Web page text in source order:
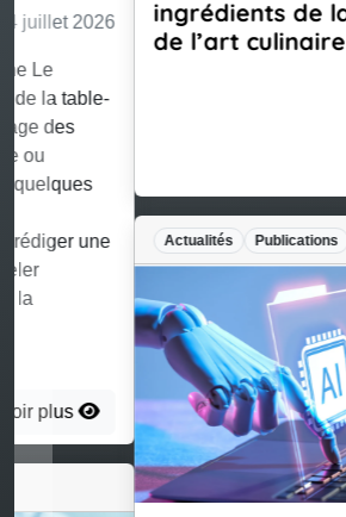
ingrédients de la
de l’art culinaire
Actualités Publications